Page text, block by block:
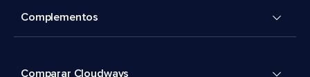
Complementos
Comparar Cloudways